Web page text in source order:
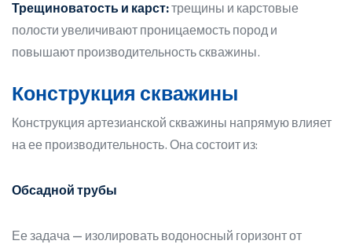
Трещиноватость и карст:трещины и карстовые
полости увеличивают проницаемость пород и
повышают производительность скважины.
Конструкция скважины
Конструкция артезианской скважины напрямую влияет
на ее производительность. Она состоит из:
Обсадной трубы
Ее задача — изолировать водоносный горизонт от